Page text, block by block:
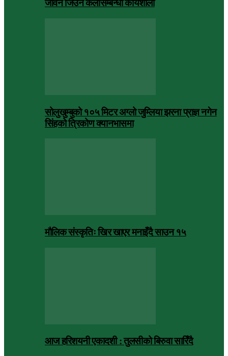
जीवन जिउने कलासम्बन्धी कार्यशाला
सोलुखुम्बुको १०५ मिटर अग्लो जुम्लिया झरना प्राज्ञ नगेन
सिंहको त्रिकोण क्यानभासमा
मौलिक संस्कृतिः खिर खाएर मनाइँदै साउन १५
आज हरिशयनी एकादशी : तुलसीको बिरुवा सारिँदै